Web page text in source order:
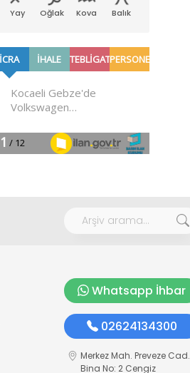
Yay Oğlak Kova Balık
Whatsapp İhbar
02624134300
Merkez Mah. Preveze Cad.
Bina No: 2 Cengiz